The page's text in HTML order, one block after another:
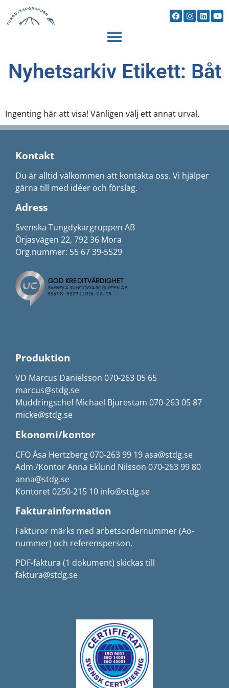
Nyhetsarkiv Etikett: Båt
Ingenting här att visa! Vänligen välj ett annat urval.
Kontakt
Du är alltid välkommen att kontakta oss. Vi hjälper
gärna till med idéer och förslag.
Adress
Svenska Tungdykargruppen AB
Örjasvägen 22, 792 36 Mora
Org.nummer: 55 67 39-5529
Produktion
VD Marcus Danielsson 070-263 05 65
marcus@stdg.se
Muddringschef Michael Bjurestam 070-263 05 87
micke@stdg.se
Ekonomi/kontor
CFO Åsa Hertzberg 070-263 99 19 asa@stdg.se
Adm./Kontor Anna Eklund Nilsson 070-263 99 80
anna@stdg.se
Kontoret 0250-215 10 info@stdg.se
Fakturainformation
Fakturor märks med arbetsordernummer (Ao-
nummer) och referensperson.
PDF-faktura (1 dokument) skickas till
faktura@stdg.se